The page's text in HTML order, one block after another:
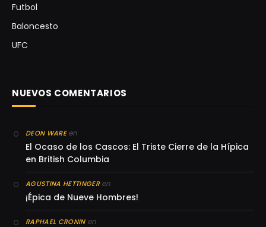
Futbol
Baloncesto
UFC
NUEVOS COMENTARIOS
DEON WAREen
El Ocaso de los Cascos: El Triste Cierre de la Hípica
en British Columbia
AGUSTINA HETTINGERen
¡Épica de Nueve Hombres!
RAPHAEL CRONINen